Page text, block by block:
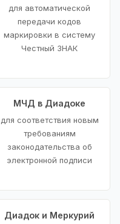
для автоматической
передачи кодов
маркировки в систему
Честный ЗНАК
МЧД в Диадоке
для соответствия новым
требованиям
законодательства об
электронной подписи
Диадок и Меркурий